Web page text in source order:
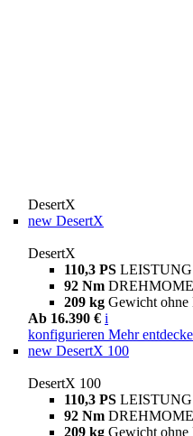
DesertX
new DesertX
DesertX
110,3 PS LEISTUNG
92 Nm
209 kg Gewicht
Ab 16.390 € i
konfigurieren Mehr
new DesertX 100
DesertX 100
110,3 PS LEISTUNG
92 Nm
209 kg Gewicht